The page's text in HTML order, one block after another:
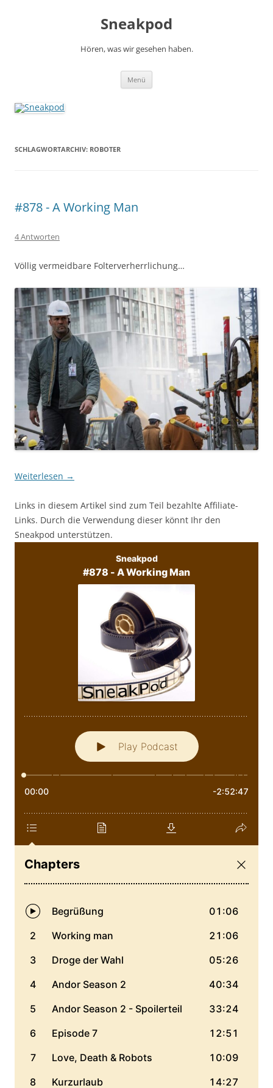
Sneakpod
Hören, was wir gesehen haben.
Menü
SCHLAGWORTARCHIV: ROBOTER
#878 - A Working Man
4 Antworten
Völlig vermeidbare Folterverherrlichung…
Weiterlesen →
Links in diesem Artikel sind zum Teil bezahlte Affiliate-
Links. Durch die Verwendung dieser könnt Ihr den
Sneakpod unterstützen.